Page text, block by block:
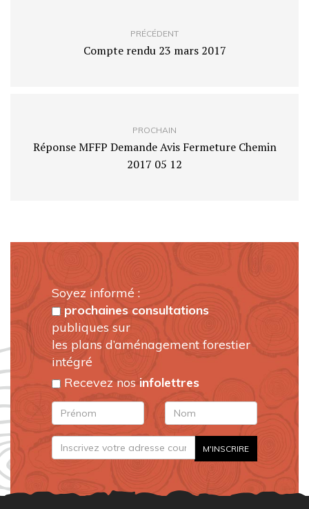
PRÉCÉDENT
Compte rendu 23 mars 2017
PROCHAIN
Réponse MFFP Demande Avis Fermeture Chemin
2017 05 12
Soyez informé :
prochaines consultations
publiques sur
les plans d’aménagement forestier
intégré
Recevez nosinfolettres